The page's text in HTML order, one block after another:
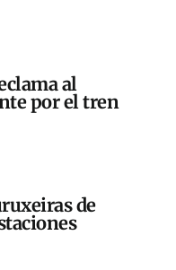
al
por el tren
de